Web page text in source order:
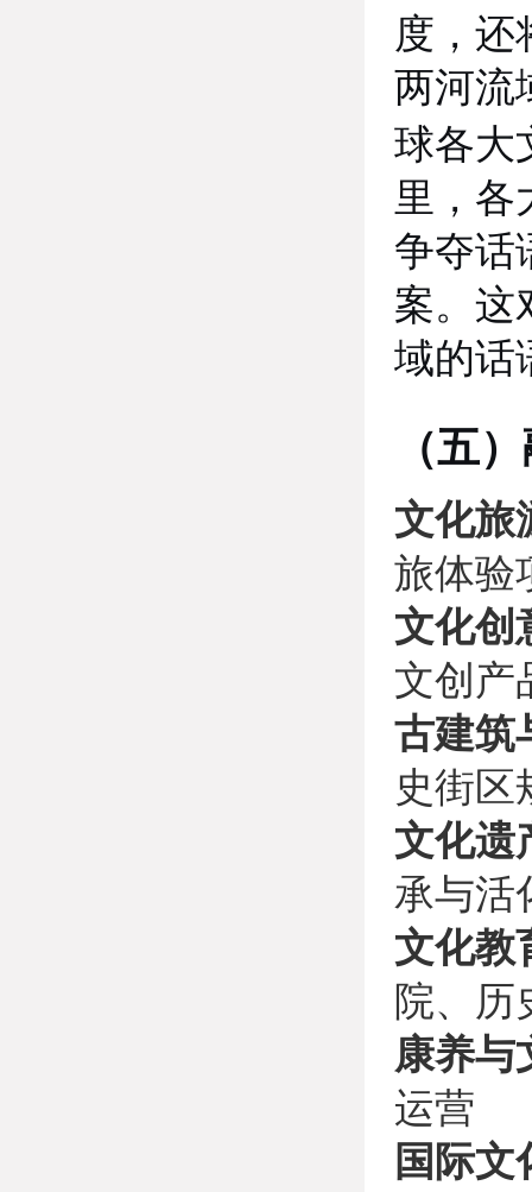
度，还
两河流
球各大
里，各
争夺话
案。这
域的话
（五
文化旅
旅体验
文化创
文创产
古建筑
史街区
文化遗
承与活
文化教
院、历
康养与
运营
国际文